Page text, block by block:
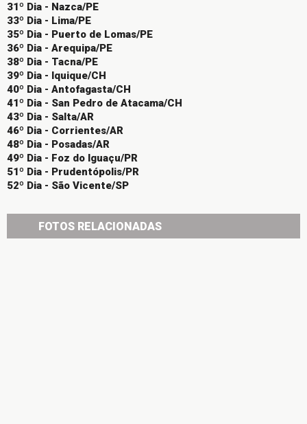
31º Dia - Nazca/PE
33º Dia - Lima/PE
35º Dia - Puerto de Lomas/PE
36º Dia - Arequipa/PE
38º Dia - Tacna/PE
39º Dia - Iquique/CH
40º Dia - Antofagasta/CH
41º Dia - San Pedro de Atacama/CH
43º Dia - Salta/AR
46º Dia - Corrientes/AR
48º Dia - Posadas/AR
49º Dia - Foz do Iguaçu/PR
51º Dia - Prudentópolis/PR
52º Dia - São Vicente/SP
FOTOS RELACIONADAS